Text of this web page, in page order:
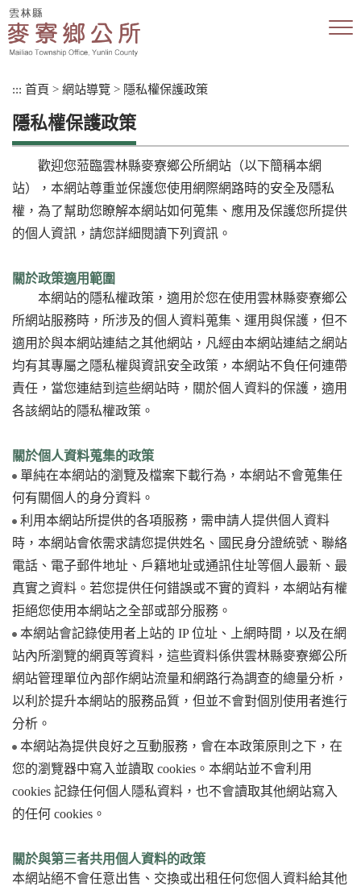
跳
到
主
::: 首頁 > 網站導覽 > 隱私權保護政策
隱私權保護政策
歡迎您蒞臨雲林縣麥寮鄉公所網站（以下簡稱本網
站），本網站尊重並保護您使用網際網路時的安全及隱私
權，為了幫助您瞭解本網站如何蒐集、應用及保護您所提供
的個人資訊，請您詳細閱讀下列資訊。
關於政策適用範圍
本網站的隱私權政策，適用於您在使用雲林縣麥寮鄉公
所網站服務時，所涉及的個人資料蒐集、運用與保護，但不
適用於與本網站連結之其他網站，凡經由本網站連結之網站
均有其專屬之隱私權與資訊安全政策，本網站不負任何連帶
責任，當您連結到這些網站時，關於個人資料的保護，適用
各該網站的隱私權政策。
關於個人資料蒐集的政策
單純在本網站的瀏覽及檔案下載行為，本網站不會蒐集任
何有關個人的身分資料。
利用本網站所提供的各項服務，需申請人提供個人資料
時，本網站會依需求請您提供姓名、國民身分證統號、聯絡
電話、電子郵件地址、戶籍地址或通訊住址等個人最新、最
真實之資料。若您提供任何錯誤或不實的資料，本網站有權
拒絕您使用本網站之全部或部分服務。
本網站會記錄使用者上站的 IP 位址、上網時間，以及在網
站內所瀏覽的網頁等資料，這些資料係供雲林縣麥寮鄉公所
網站管理單位內部作網站流量和網路行為調查的總量分析，
以利於提升本網站的服務品質，但並不會對個別使用者進行
分析。
本網站為提供良好之互動服務，會在本政策原則之下，在
您的瀏覽器中寫入並讀取 cookies。本網站並不會利用
cookies 記錄任何個人隱私資料，也不會讀取其他網站寫入
的任何 cookies。
關於與第三者共用個人資料的政策
本網站絕不會任意出售、交換或出租任何您個人資料給其他